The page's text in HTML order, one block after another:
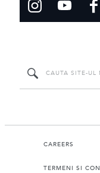
CAREERS
TERMENI SI